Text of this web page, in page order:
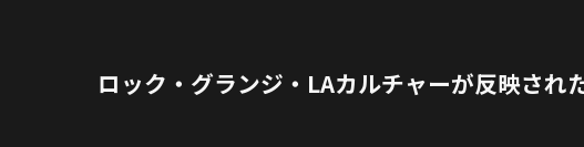
ロック・グランジ・LAカルチャーが反映され